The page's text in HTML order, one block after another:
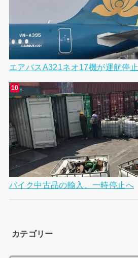
エアバスA321ネオ17機が運航停止
バイク中古品の輸入、一時停止へ
カテゴリー